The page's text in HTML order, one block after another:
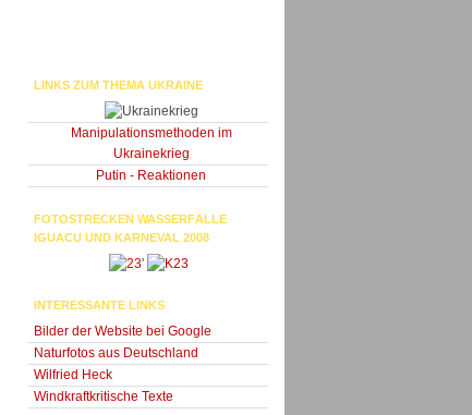
LINKS ZUM THEMA UKRAINE
Manipulationsmethoden im
Ukrainekrieg
Putin - Reaktionen
FOTOSTRECKEN WASSERFÄLLE
IGUACU UND KARNEVAL 2008
'
INTERESSANTE LINKS
Bilder der Website bei Google
Naturfotos aus Deutschland
Wilfried Heck
Windkraftkritische Texte